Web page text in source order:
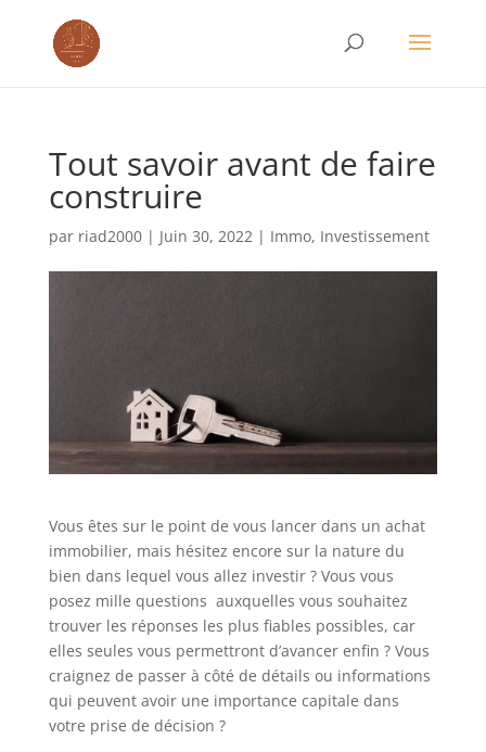
Tout savoir avant de faire
construire
par riad2000| Juin 30, 2022| Immo, Investissement
Vous êtes sur le point de vous lancer dans un achat
immobilier, mais hésitez encore sur la nature du
bien dans lequel vous allez investir ? Vous vous
posez mille questions auxquelles vous souhaitez
trouver les réponses les plus fiables possibles, car
elles seules vous permettront d’avancer enfin ? Vous
craignez de passer à côté de détails ou informations
qui peuvent avoir une importance capitale dans
votre prise de décision ?